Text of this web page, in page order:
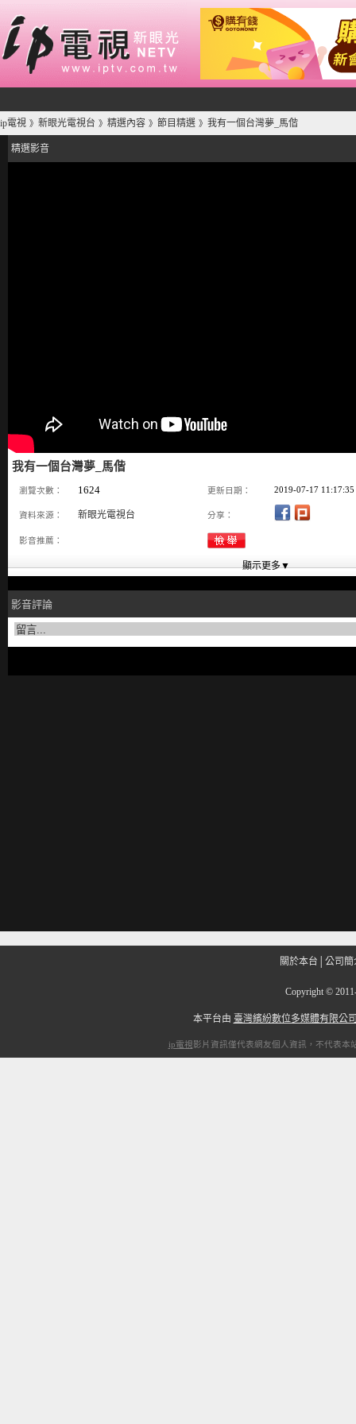
ip電視 》 新眼光電視台 》 精選內容 》 節目精選 》 我有一個台灣夢_馬偕
精選影音
我有一個台灣夢_馬偕
瀏覽次數： 1624 更新日期： 2019-07-17 11:17:35
資料來源： 新眼光電視台 分享：
影音推薦：
影音評論
關於本台 公司簡
Copyright ©
本平台由 臺灣繽紛數位多媒體有限公
ip電視影片資訊僅代表網友個人資訊，不代表本